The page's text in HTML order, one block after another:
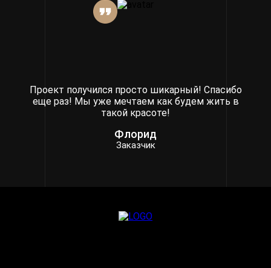
Проект получился просто шикарный! Спасибо
еще раз! Мы уже мечтаем как будем жить в
такой красоте!
Флорид
Заказчик